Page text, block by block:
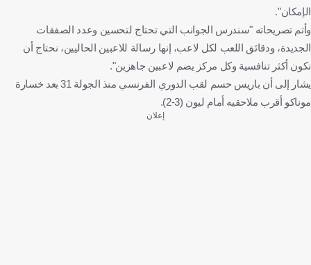
الإمكان".
وأتم تصريحاته "سندرس الجوانب التي تحتاج لتحسين وعدد الصفقات
الجديدة، ودقائق اللعب لكل لاعب، إنها رسالة للاعبين الحاليين، نحتاج أن
نكون أكثر تنافسية وكل مركز يضم لاعبين جاهزين".
يشار إلى أن باريس حسم لقب الدوري الفرنسي منذ الجولة 31 بعد خسارة
موناكو أقرب ملاحقيه أمام ليون (3-2).
إعلان